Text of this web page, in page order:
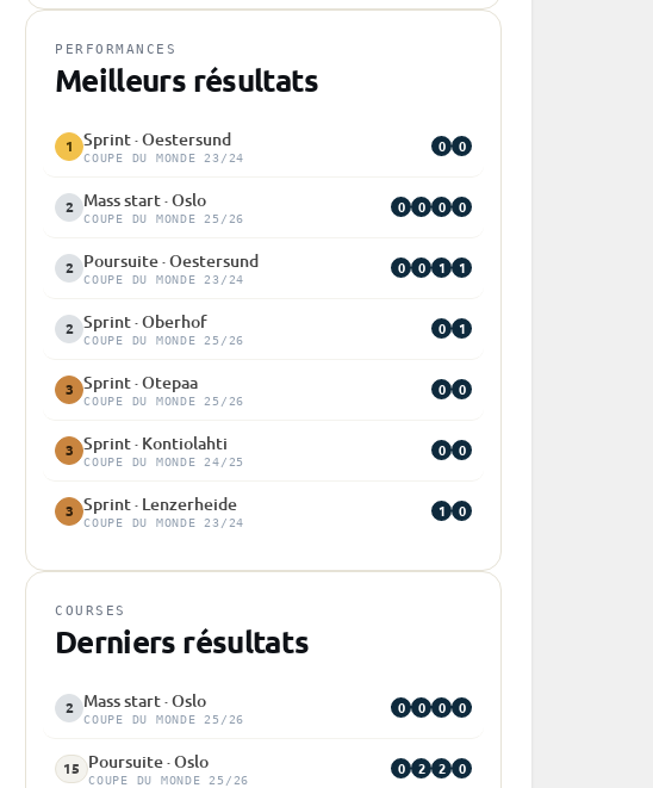
PERFORMANCES
Meilleurs résultats
1 Sprint · Oestersund
COUPE DU MONDE 23/24
0 0
2 Mass start · Oslo
COUPE DU MONDE 25/26
0 0 0 0
2 Poursuite · Oestersund
COUPE DU MONDE 23/24
0 0 1 1
2 Sprint · Oberhof
COUPE DU MONDE 25/26
0 1
3 Sprint · Otepaa
COUPE DU MONDE 25/26
0 0
3 Sprint · Kontiolahti
COUPE DU MONDE 24/25
0 0
3 Sprint · Lenzerheide
COUPE DU MONDE 23/24
1 0
COURSES
Derniers résultats
2 Mass start · Oslo
COUPE DU MONDE 25/26
0 0 0 0
15 Poursuite · Oslo
COUPE DU MONDE 25/26
0 2 2 0